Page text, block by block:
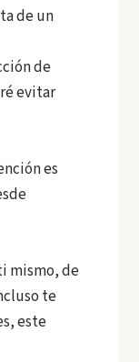
de un
de
evitar
es
mismo, de
te
este